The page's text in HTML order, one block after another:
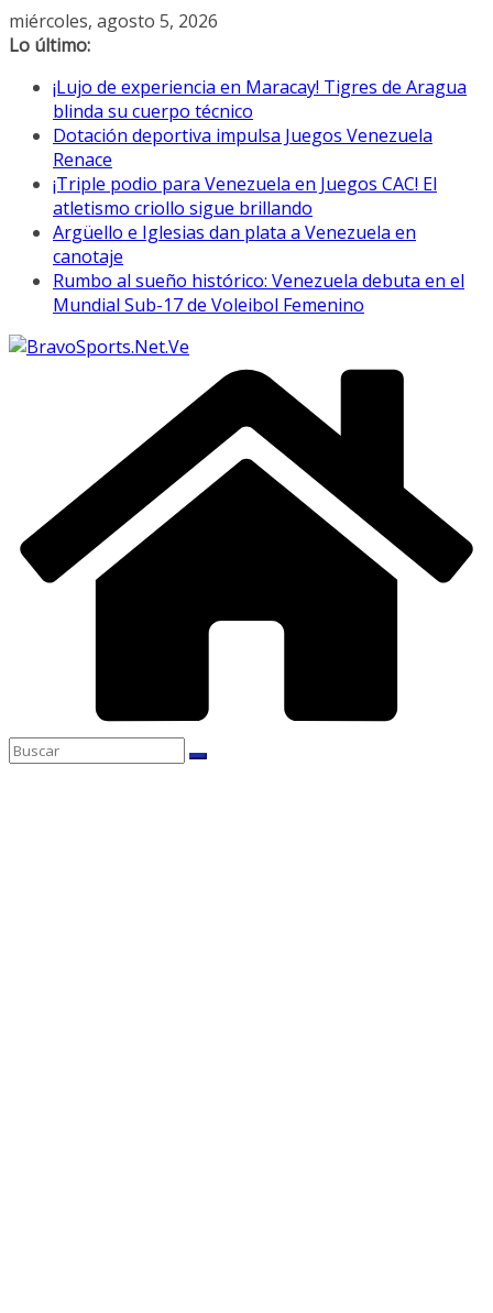
Saltar
al
miércoles, agosto 5, 2026
Lo último:
¡Lujo de experiencia en Maracay! Tigres de Aragua
blinda su cuerpo técnico
Dotación deportiva impulsa Juegos Venezuela
Renace
¡Triple podio para Venezuela en Juegos CAC! El
atletismo criollo sigue brillando
Argüello e Iglesias dan plata a Venezuela en
canotaje
Rumbo al sueño histórico: Venezuela debuta en el
Mundial Sub-17 de Voleibol Femenino